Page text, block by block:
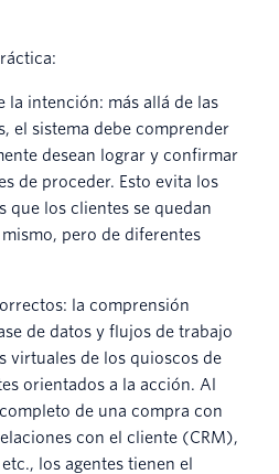
la intención: más allá de las
el sistema debe comprender
desean lograr y confirmar
de proceder. Esto evita los
que los clientes se quedan
pero de diferentes
la comprensión
de datos y flujos de trabajo
virtuales de los quioscos de
orientados a la acción. Al
de una compra con
con el cliente (CRM),
los agentes tienen el